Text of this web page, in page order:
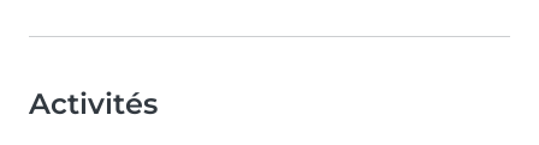
Activités